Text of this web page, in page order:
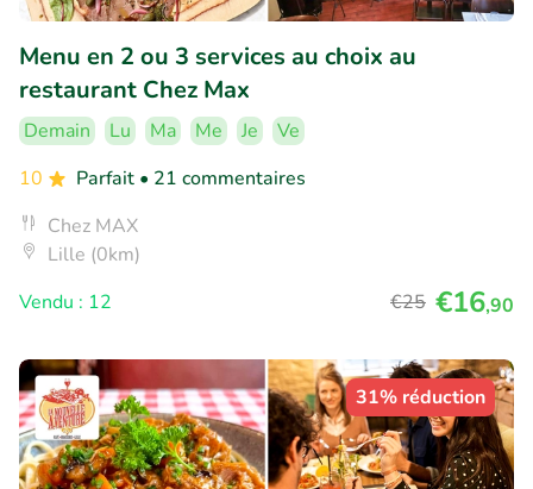
Menu en 2 ou 3 services au choix au
restaurant Chez Max
Demain Lu Ma Me Je
Ve
10
Parfait • 21 commentaires
Chez MAX
Lille (0km)
Vendu : 12
€25 €16,90
31% réduction